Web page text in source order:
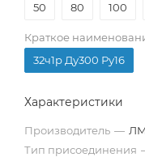
50
80 100
Краткое
32ч1р Ду300 Ру16
Характеристики
Производитель —
Тип присоединения